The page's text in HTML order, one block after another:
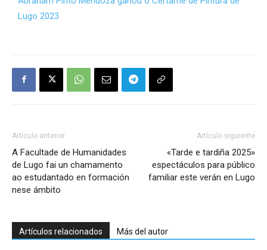
Lugo 2023
Artículo anterior
A Facultade de Humanidades
de Lugo fai un chamamento
ao estudantado en formación
nese ámbito
Artículo siguiente
«Tarde e tardiña 2025»
espectáculos para público
familiar este verán en Lugo
Artículos relacionados Más del autor